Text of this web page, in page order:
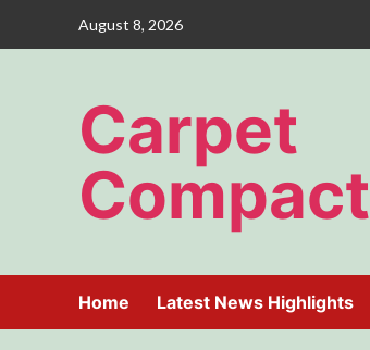
August 8, 2026
Carpet
Compact
Home Latest News Highlights